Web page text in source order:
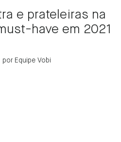
e prateleiras na
have em 2021
por Equipe Vobi